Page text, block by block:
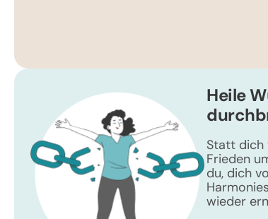
Heile
Statt dich
Frieden
du, dich
wieder